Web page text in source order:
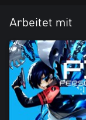
Arbeitet mit